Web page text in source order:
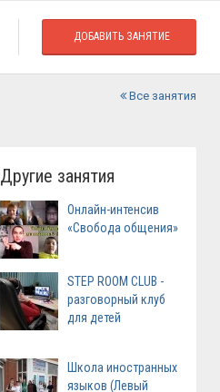
ДОБАВИТЬ ЗАНЯТИЕ
Все занятия
Другие занятия
Онлайн-интенсив
«Свобода общения»
STEP ROOM CLUB -
разговорный клуб
для детей
Школа иностранных
языков (Левый